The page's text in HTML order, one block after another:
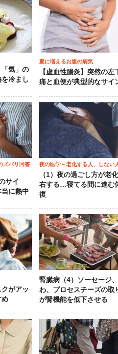
「気」の
冷まし
夏に増えるお腹の病気
【虚血性腸炎】突然の左
痛と血便が典型的なサイ
ズバリ回答
サイ
に熱中
夜の医学～老化する人、しない
（1）夜の過ごし方が老
右する…寝てる間に進む
復
がアッ
め
腎臓病（4）ソーセージ
わ、プロセスチーズの取
が腎機能を低下させる